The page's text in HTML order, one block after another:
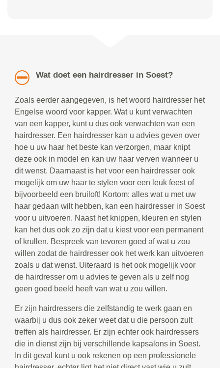
Wat doet een hairdresser in Soest?
Zoals eerder aangegeven, is het woord hairdresser het
Engelse woord voor kapper. Wat u kunt verwachten
van een kapper, kunt u dus ook verwachten van een
hairdresser. Een hairdresser kan u advies geven over
hoe u uw haar het beste kan verzorgen, maar knipt
deze ook in model en kan uw haar verven wanneer u
dit wenst. Daarnaast is het voor een hairdresser ook
mogelijk om uw haar te stylen voor een leuk feest of
bijvoorbeeld een bruiloft! Kortom: alles wat u met uw
haar gedaan wilt hebben, kan een hairdresser in Soest
voor u uitvoeren. Naast het knippen, kleuren en stylen
kan het dus ook zo zijn dat u kiest voor een permanent
of krullen. Bespreek van tevoren goed af wat u zou
willen zodat de hairdresser ook het werk kan uitvoeren
zoals u dat wenst. Uiteraard is het ook mogelijk voor
de hairdresser om u advies te geven als u zelf nog
geen goed beeld heeft van wat u zou willen.
Er zijn hairdressers die zelfstandig te werk gaan en
waarbij u dus ook zeker weet dat u die persoon zult
treffen als hairdresser. Er zijn echter ook hairdressers
die in dienst zijn bij verschillende kapsalons in Soest.
In dit geval kunt u ook rekenen op een professionele